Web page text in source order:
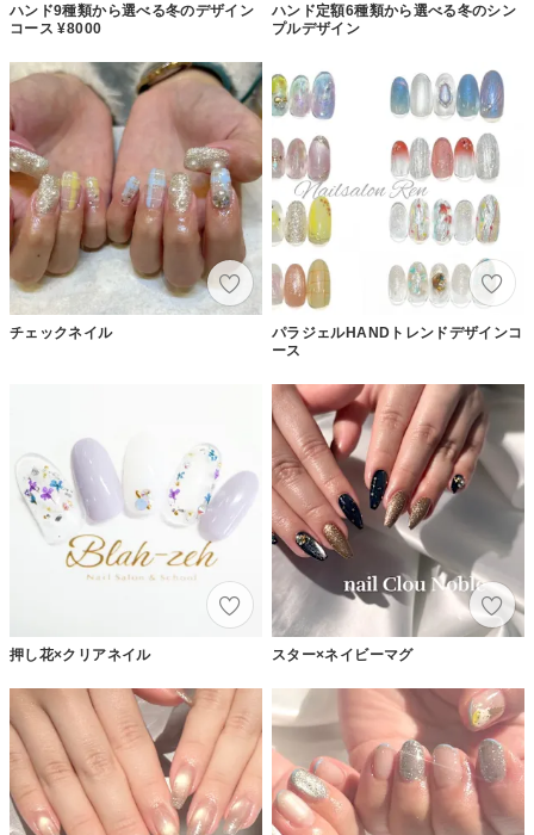
ハンド9種類から選べる冬のデザイン
コース ¥8000
ハンド定額6種類から選べる冬のシン
プルデザイン
チェックネイル
パラジェルHANDトレンドデザインコ
ース
押し花×クリアネイル スター×ネイビーマグ